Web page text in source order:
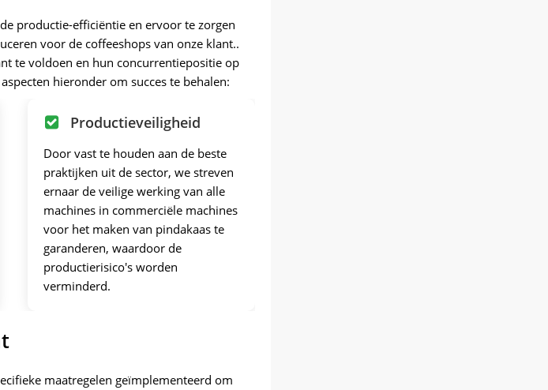
productie-efficiëntie en ervoor te zorgen
voor de coffeeshops van onze klant..
te voldoen en hun concurrentiepositie op
hieronder om succes te behalen:
Productieveiligheid
Door vast te houden aan de beste
praktijken uit de sector, we streven
ernaar de veilige werking van alle
machines in commerciële machines
voor het maken van pindakaas te
garanderen, waardoor de
productierisico's worden
verminderd.
maatregelen geïmplementeerd om